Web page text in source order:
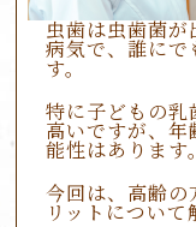
虫歯は虫歯菌
病気で、誰にで
す。
特に子どもの乳
高いですが、
能性はあります。
今回は、高齢の
リットについて